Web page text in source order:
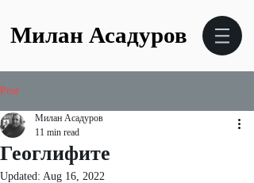
Милан Асадуров
Post
Геоглифите
Милан Асадуров
11 min read
Updated: Aug 16, 2022